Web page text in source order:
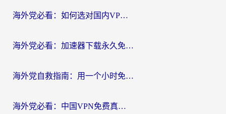
海外党必看：如何选对国内VPN，实现无缝访问国内资源？
海外党必看：加速器下载永久免费版真的存在吗？教你无缝访问国内资源的正确姿势
海外党自救指南：用一个小时免费加速器，轻松打破国内资源访问壁垒？
海外党必看：中国VPN免费真的靠谱吗？手把手教你选对回国加速器